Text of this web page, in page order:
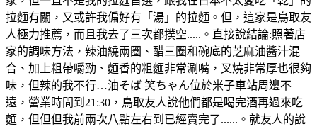
拉麵有關，又或許我偏好有「湯」的拉麵。但，這家是鳥取友
人極力推薦，而且我去了三次都撲空.....。直接說結論:照著店
家的調味方法，辣油繞兩圈、醋三圈和碗底的芝麻油醬汁混
合、加上粗帶嚼勁、麵香的粗麵非常涮嘴，叉燒非常厚也很夠
味，但辣的我不行…油そば 笑ちゃん位於米子車站周邊不
遠，營業時間到21:30，鳥取友人說他們都是喝完酒再過來吃
麵，但但但我前兩次八點左右到已經賣完了......。就友人的說